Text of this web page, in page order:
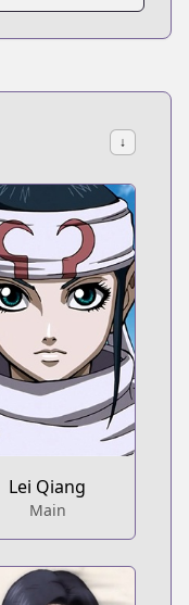
↓
Lei Qiang
Main